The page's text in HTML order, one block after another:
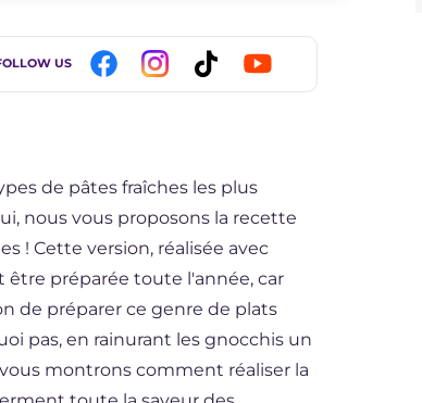
US
de pâtes fraîches les plus
nous vous proposons la recette
! Cette version, réalisée avec
préparée toute l'année, car
de préparer ce genre de plats
pas, en rainurant les gnocchis un
montrons comment réaliser la